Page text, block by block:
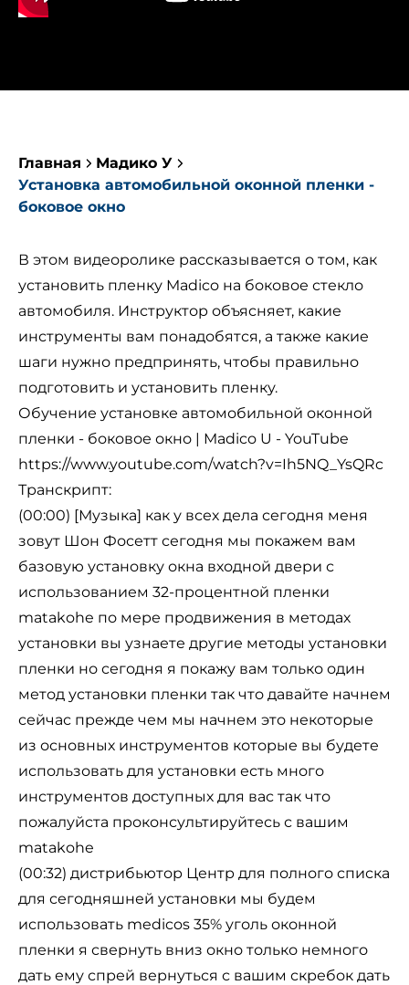
Главная
Мадико У
Установка автомобильной оконной пленки -
боковое окно
В этом видеоролике рассказывается о том, как
установить пленку Madico на боковое стекло
автомобиля. Инструктор объясняет, какие
инструменты вам понадобятся, а также какие
шаги нужно предпринять, чтобы правильно
подготовить и установить пленку.
Обучение установке автомобильной оконной
пленки - боковое окно | Madico U - YouTube
https://www.youtube.com/watch?v=Ih5NQ_YsQRc
Транскрипт:
(00:00) [Музыка] как у всех дела сегодня меня
зовут Шон Фосетт сегодня мы покажем вам
базовую установку окна входной двери с
использованием 32-процентной пленки
matakohe по мере продвижения в методах
установки вы узнаете другие методы установки
пленки но сегодня я покажу вам только один
метод установки пленки так что давайте начнем
сейчас прежде чем мы начнем это некоторые
из основных инструментов которые вы будете
использовать для установки есть много
инструментов доступных для вас так что
пожалуйста проконсультируйтесь с вашим
matakohe
(00:32) дистрибьютор Центр для полного списка
для сегодняшней установки мы будем
использовать medicos 35% уголь оконной
пленки я свернуть вниз окно только немного
дать ему спрей вернуться с вашим скребок дать